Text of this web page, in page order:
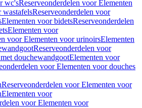
wc'sReserveonderdelen voor Elementen
wastafelsReserveonderdelen voor
Elementen voor bidetsReserveonderdelen
Elementen voor
voor Elementen voor urinoirsElementen
Reserveonderdelen voor
douchewandgootElementen voor
voor Elementen voor douches
Reserveonderdelen voor Elementen voor
Elementen voor
voor Elementen voor